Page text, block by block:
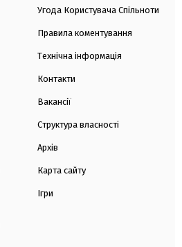
Угода Користувача Спільноти
Правила коментування
Технічна інформація
Контакти
Вакансії
Структура власності
Архів
Карта сайту
Ігри